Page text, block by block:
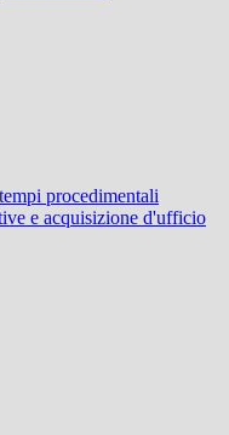
procedimentali
e acquisizione d'ufficio